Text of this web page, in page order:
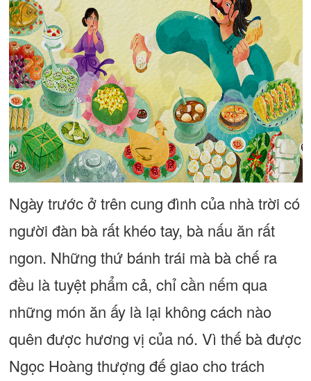
Ngày trước ở trên cung đình của nhà trời có
người đàn bà rất khéo tay, bà nấu ăn rất
ngon. Những thứ bánh trái mà bà chế ra
đều là tuyệt phẩm cả, chỉ cần nếm qua
những món ăn ấy là lại không cách nào
quên được hương vị của nó. Vì thế bà được
Ngọc Hoàng thượng đế giao cho trách